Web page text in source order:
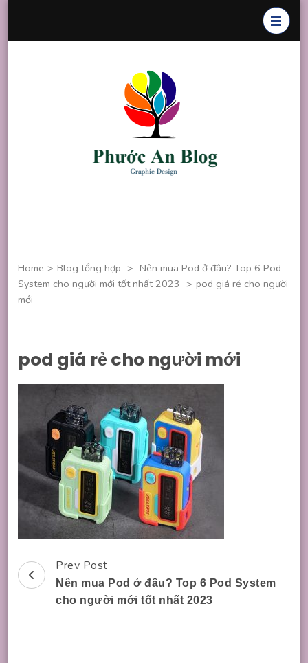
Home > Blog tổng hợp > Nên mua Pod ở đâu? Top 6 Pod
System cho người mới tốt nhất 2023 > pod giá rẻ cho người
mới
pod giá rẻ cho người mới
Post
Navigation
Prev Post
Nên mua Pod ở đâu? Top 6 Pod System
cho người mới tốt nhất 2023